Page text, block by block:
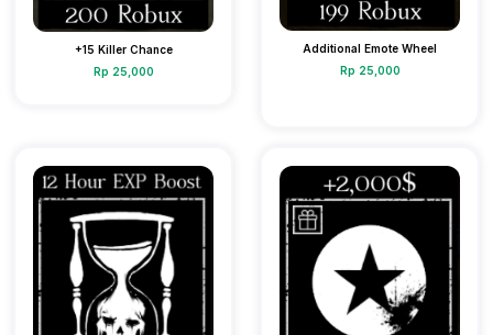
+15 Killer Chance
Rp 25,000
Additional Emote Wheel
Rp 25,000